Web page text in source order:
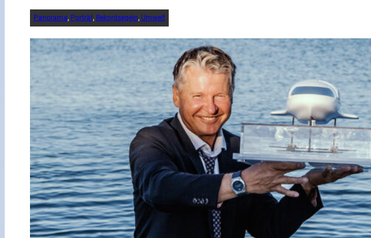
Panorama, Porträt, Rekordsegeln, Umwelt